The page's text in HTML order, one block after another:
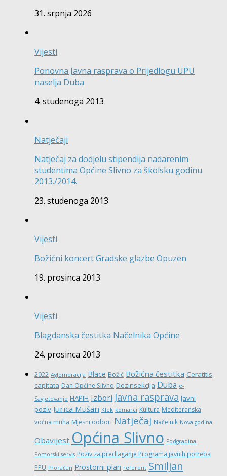
31. srpnja 2026
Vijesti
Ponovna Javna rasprava o Prijedlogu UPU
naselja Duba
4. studenoga 2013
Natječaji
Natječaj za dodjelu stipendija nadarenim
studentima Općine Slivno za školsku godinu
2013./2014.
23. studenoga 2013
Vijesti
Božićni koncert Gradske glazbe Opuzen
19. prosinca 2013
Vijesti
Blagdanska čestitka Načelnika Općine
24. prosinca 2013
2022 Aglomeracija Blace Božić Božićna čestitka Ceratitis
capitata Dan Općine Slivno Dezinsekcija Duba e-
Savjetovanje HAPIH Izbori Javna rasprava Javni
poziv Jurica Mušan Klek komarci Kultura Mediteranska
voćna muha Mjesni odbori Natječaj Načelnik Nova godina
Obavijest Općina Slivno Podgradina
Pomorski servis Poziv za predlaganje Programa javnih potreba
PPU Proračun Prostorni plan referent Smiljan